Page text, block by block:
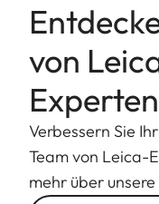
von
Experten
Verbessern Sie
Team von Leica-
mehr über